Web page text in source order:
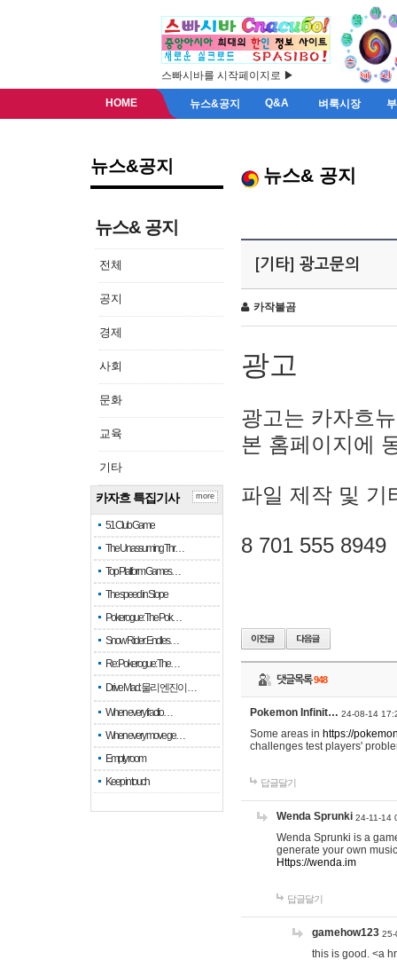
스빠시바를 시작페이지로 ▶
HOME 뉴스&공지 Q&A 벼룩시장
뉴스&공지
뉴스& 공지
전체
공지
경제
사회
문화
교육
기타
카자흐 특집기사
51 Club Game
The Unassuming Thr…
Top Platform Games…
The speed in Slope
Pokerogue: The Pok…
Snow Rider: Endles…
Re: Pokerogue: The…
Drive Mad: 물리 엔진이 …
When every fractio…
When every move ge…
Empty room
Keep in touch
more
뉴스& 공지
[기타] 광고문의
카작불곰
광고
광고는 카자흐
본 홈페이지에
파일 제작 및 기
8 701 555 8949
댓글목록948
Pokemon Infinit… 24-08-14
Some areas in https://
challenges test players'
답글달기
Wenda Sprunki 24-11-14
Wenda Sprunki is a
generate your own
Https://wenda.im
답글달기
gamehow123 25-
this is good. <a